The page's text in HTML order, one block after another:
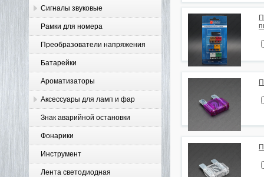
Сигналы звуковые
Рамки для номера
Преобразователи напряжения
Батарейки
Ароматизаторы
Аксессуары для ламп и фар
Знак аварийной остановки
Фонарики
Инструмент
Лента светодиодная